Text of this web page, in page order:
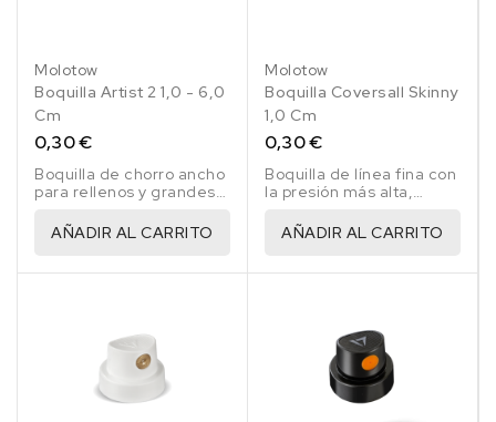
Molotow
Boquilla Artist 2 1,0 - 6,0
Cm
0,30 €
Boquilla de chorro ancho
para rellenos y grandes
rojo/negro
AÑADIR AL CARRITO
Molotow
Boquilla Coversall Skinny
1,0 Cm
0,30 €
Boquilla de línea fina con
la presión más alta,
AÑADIR AL CARRITO